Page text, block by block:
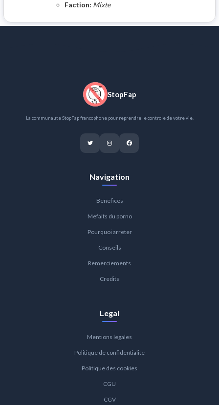
Faction: Mixte
StopFap
La communaute StopFap francophone pour reprendre le controle de votre vie.
Navigation
Benefices
Mefaits du porno
Pourquoi arreter
Conseils
Remerciements
Credits
Legal
Mentions legales
Politique de confidentialite
Politique des cookies
CGU
CGV